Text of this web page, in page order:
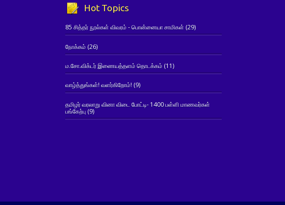
Hot Topics
85 சித்தர் நூல்கள் விவரம் - பொன்னையா சாமிகள் (29)
நோக்கம் (26)
ம.சோ.விக்டர் இணையத்தளம் தொடக்கம் (11)
வாழ்த்துங்கள்! வளர்கிறோம்! (9)
தமிழர் வரலாறு வினா விடை போட்டி- 1400 பள்ளி மாணவர்கள்
பங்கேற்பு(9)